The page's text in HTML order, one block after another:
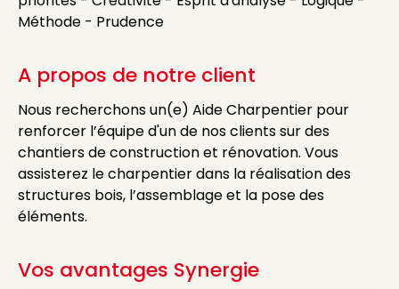
Méthode - Prudence
A propos de notre client
Nous recherchons un(e) Aide Charpentier pour
renforcer l’équipe d'un de nos clients sur des
chantiers de construction et rénovation. Vous
assisterez le charpentier dans la réalisation des
structures bois, l’assemblage et la pose des
éléments.
Vos avantages Synergie